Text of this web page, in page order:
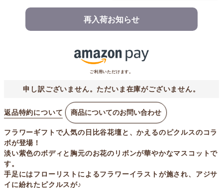
再入荷お知らせ
ご利用いただけます。
申し訳ございません。ただいま在庫がございません。
返品特約について 商品についてのお問い合わせ
フラワーギフトで人気の日比谷花壇と、かえるのピクルスのコラ
ボが登場！
淡い紫色のボディと胸元のお花のリボンが華やかなマスコットで
す。
手足にはフローリストによるフラワーイラストが施され、アジサ
イに紛れたピクルスが♪